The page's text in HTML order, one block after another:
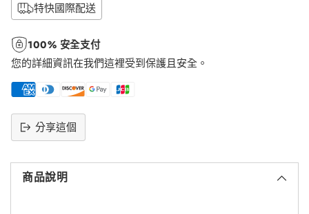
特快國際配送
100% 安全支付
您的詳細資訊在我們這裡受到保護且安全。
分享這個
產
商品說明